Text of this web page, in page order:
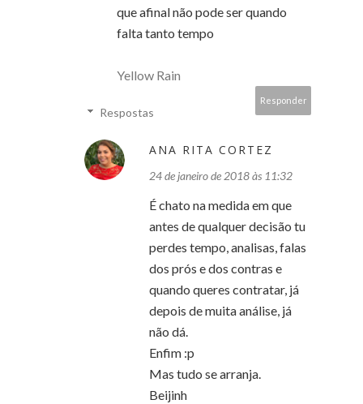
que afinal não pode ser quando
falta tanto tempo
Yellow Rain
Responder
Respostas
ANA RITA CORTEZ
24 de janeiro de 2018 às 11:32
É chato na medida em que
antes de qualquer decisão tu
perdes tempo, analisas, falas
dos prós e dos contras e
quando queres contratar, já
depois de muita análise, já
não dá.
Enfim :p
Mas tudo se arranja.
Beijinh